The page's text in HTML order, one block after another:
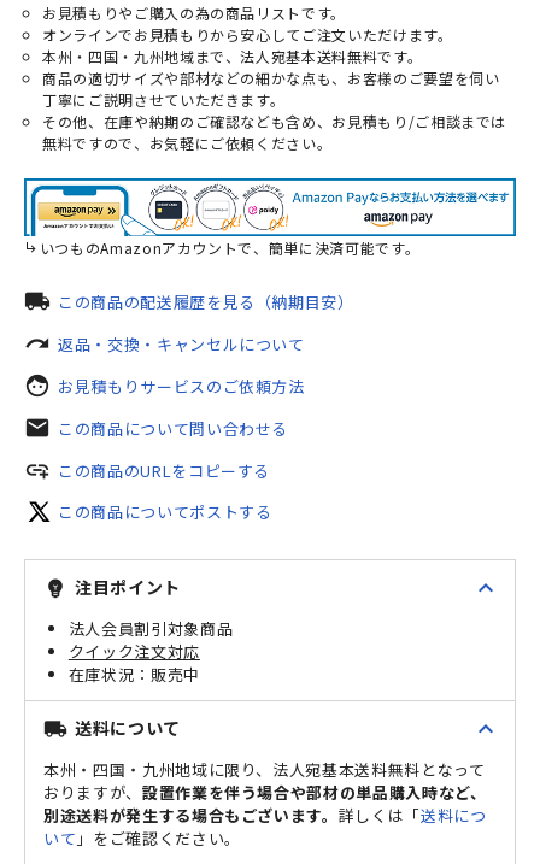
お見積もりやご購入の為の商品リストです。
オンラインでお見積もりから安心してご注文いただけます。
本州・四国・九州地域まで、法人宛基本送料無料です。
商品の適切サイズや部材などの細かな点も、お客様のご要望を伺い
丁寧にご説明させていただきます。
その他、在庫や納期のご確認なども含め、お見積もり/ご相談までは
無料ですので、お気軽にご依頼ください。
いつものAmazonアカウントで、簡単に決済可能です。
local_shipping この商品の配送履歴を見る（納期目安）
redo 返品・交換・キャンセルについて
face お見積もりサービスのご依頼方法
mail この商品について問い合わせる
add_link この商品のURLをコピーする
この商品についてポストする
emoji_objects 注目ポイント expand_less
法人会員割引対象商品
クイック注文対応
販売中
local_shipping 送料について expand_less
本州・四国・九州地域に限り、法人宛基本送料無料となって
おりますが、 設置作業を伴う場合や部材の単品購入時など、
別途送料が発生する場合もございます。 詳しくは「送料につ
いて 」をご確認ください。